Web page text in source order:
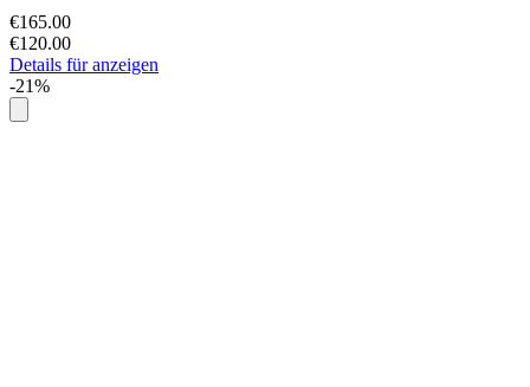
€165.00
€120.00
Details für anzeigen
-21%